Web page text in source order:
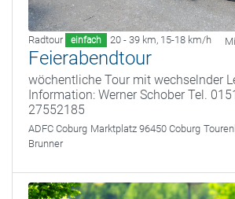
Radtour einfach 20 - 39 km, 15-18 km/h
Feierabendtour
wöchentliche Tour mit wechselnder
Information: Werner Schober Tel. 0151
27552185
ADFC Coburg Marktplatz 96450 Coburg
Brunner